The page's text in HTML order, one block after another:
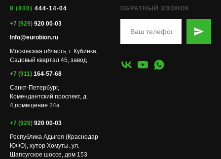
8 (800) 444-14-04
+7 (929) 920 00-03
Info@eurobion.ru
Московская область, г. Кубинка,
Садовый квартал 45, завод
+7 (911) 164-57-68
Санкт-Петербург,
Комендантский проспект, д.
4,помещение 24а
+7 (929) 920 00-03
Республика Адыгея (Краснодар
ЮФО), хутор Хомуты. ул.
Шапсугское шоссе, дом 153
ОБРАТНЫЙ ЗВОНОК